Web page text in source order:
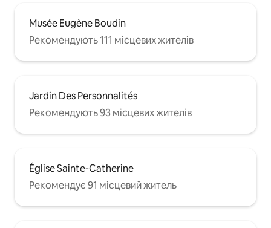
Musée Eugène Boudin
Рекомендують 111 місцевих жителів
Jardin Des Personnalités
Рекомендують 93 місцевих жителів
Église Sainte-Catherine
Рекомендує 91 місцевий житель